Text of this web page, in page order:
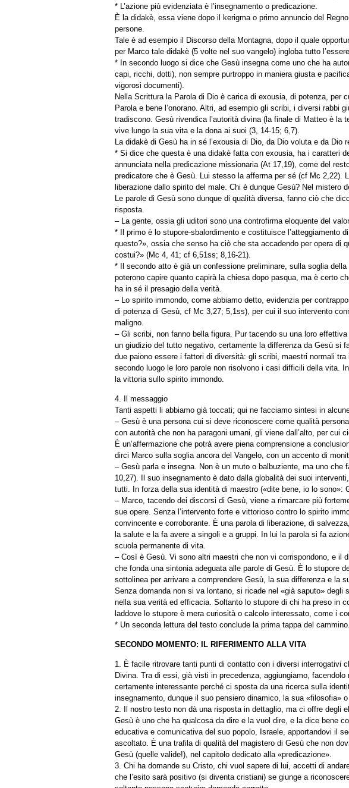
* L’azione più evidenziata è l’insegnamento o predicazione.
È la didakè, essa viene dopo il kerigma o primo annuncio del
persone.
Tale è ad esempio il Discorso della Montagna, dopo il quale
per Marco tale didakè (5 volte nel suo vangelo) ingloba tutto
* In secondo luogo si dice che Gesù insegna come uno che ha
capi, ricchi, dotti), non sempre purtroppo in maniera giusta e
vigorosi documenti).
Nella Scrittura la Parola di Dio è carica di exousia, di potenza, per
Parola e bene l’onorano. Altri, ad esempio gli scribi, i diversi rabbi
tradiscono. Gesù rivendica l’autorità divina (la finale di Matteo è
vive lungo la sua vita e la dona ai suoi (3, 14-15; 6,7).
La didakè di Gesù ha in sé l’exousia di Dio, da Dio voluta e da
* Si dice che questa è una didakè fatta con exousia, ha i caratteri
annunciata nella predicazione missionaria (At 17,19), come del
predicatore che è Gesù. Lui stesso la afferma per sé (cf Mc 2,22).
liberazione dallo spirito del male. Chi è dunque Gesù? Nel mistero
Le parole di Gesù sono dunque di qualità diversa, fanno ciò che
risposta.
– La gente, ossia gli uditori sono una controfirma eloquente del
* Il primo è lo stupore-sbalordimento e costituisce l’atteggiamento
questo?», ossia che senso ha ciò che sta accadendo per opera di
costui?» (Mc 4, 41; cf 6,51ss; 8,16-21).
* Il secondo atto è già un confessione preliminare, sulla soglia
poterono capire quanto capirà la chiesa dopo pasqua, ma è certo
ha in sé il presagio della verità.
– Lo spirito immondo, come abbiamo detto, evidenzia per
di potenza di Gesù, cf Mc 3,27; 5,1ss), per cui il suo intervento
maligno.
– Gli scribi, non fanno bella figura. Pur tacendo su una loro
un giudizio del tutto negativo, certamente la differenza da Gesù si
due paiono essere i fattori di diversità: gli scribi, maestri normali
secondo luogo le loro parole non risolvono i casi difficili della vita.
la vittoria sullo spirito immondo.
4. Il messaggio
Tanti aspetti li abbiamo già toccati; qui ne facciamo sintesi in
– Gesù è una persona cui si deve riconoscere come qualità
con autorità che non ha paragoni umani, gli viene dall’alto, per
È un’affermazione che potrà avere piena comprensione a
dirci Marco sulla soglia ancora del Vangelo, con un accento di
– Gesù parla e insegna. Non è un muto o balbuziente, ma uno
10,27). Il suo insegnamento è dato dalla globalità dei suoi
tutti. In forza della sua identità di maestro («dite bene, io lo
– Marco, tacendo dei discorsi di Gesù, viene a rimarcare più
sue opere. Senza l’intervento forte e vittorioso contro lo spirito
convincente e corroborante. È una parola di liberazione, di
la salute e la fa avere a singoli e a gruppi. In lui la parola si fa
scuola permanente di vita.
– Così è Gesù. Vi sono altri maestri che non vi corrispondono, e il
che fonda una sintonia adeguata alle parole di Gesù. È lo stupore
sottolinea per arrivare a comprendere Gesù, la sua differenza e la
Senza domanda non si va lontano, si ricade nel «già saputo»
nella sua verità ed efficacia. Soltanto lo stupore di chi ha preso in
laddove lo stupore è mera curiosità o calcolo interessato, come i
* Un seconda lettura del testo conclude la prima tappa del cammino.
SECONDO MOMENTO: IL RIFERIMENTO ALLA VITA
1. È facile ritrovare tanti punti di contatto con i diversi interrogativi
Divina. Tra di essi, già visti in precedenza, aggiungiamo,
certamente interessante perché ci sposta da una ricerca sulla
insegnamento, dunque il suo pensiero dinamico, la sua «filosofia»
2. Il nostro testo non dà una risposta in dettaglio, ma ci offre degli
Gesù è uno che ha qualcosa da dire e la vuol dire, e la dice bene
educativa e comunicativa del suo popolo, Israele, apportandovi il
ascoltato. È una trafila di qualità del magistero di Gesù che non
Gesù (quelle valide!), nel capitolo dedicato alla «predicazione».
3. Chi ha domande su Cristo, chi vuol sapere di lui, accetti di
che l’esito sarà positivo (si diventa cristiani) se giunge a